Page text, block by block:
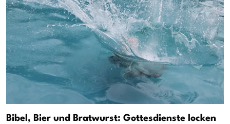
Bibel, Bier und Bratwurst: Gottesdienste locken